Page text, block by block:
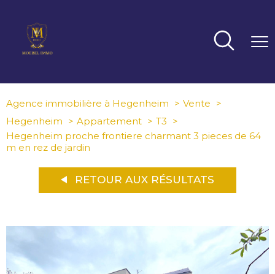
Agence immobilière à Hegenheim
Vente
Hegenheim
Appartement
T3
Hegenheim proche frontiere charmant 3 pieces de 64
m en rez de jardin
RETOUR AUX RÉSULTATS